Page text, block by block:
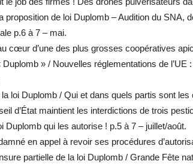
proposition de loi Duplomb – Audition du SNA,
p.6 à 7 – mai.
cœur d’une des plus grosses coopératives
Duplomb » / Nouvelles réglementations de
loi Duplomb / Qui et dans quels partis sont
d’État maintient les interdictions de trois
Duplomb qui les autorise ! p.5 à 7 – juillet/août.
en appel à revoir ses procédures
partielle de la loi Duplomb / Grande Fête